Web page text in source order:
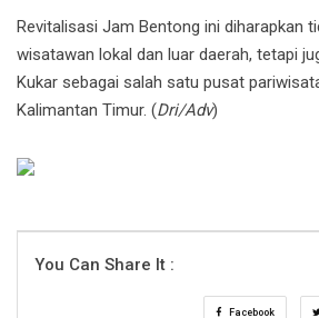
Revitalisasi Jam Bentong ini diharapkan
wisatawan lokal dan luar daerah, tetapi
Kukar sebagai salah satu pusat
Kalimantan Timur. (Dri/Adv)
You Can Share It :
Facebook